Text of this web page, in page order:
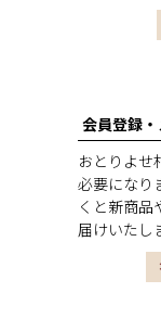
会員登録
おとりよせ
必要になり
くと新商品
届けいたし